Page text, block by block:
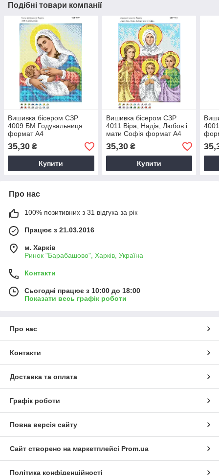
Подібні товари компанії
Вишивка бісером СЗР
4009 БМ Годувальниця
формат А4
35,30 ₴
Купити
Вишивка бісером СЗР
4011 Віра, Надія, Любов і
мати Софія формат А4
35,30₴
Купити
Про нас
100% позитивних з 31 відгука за рік
Працює з 21.03.2016
м. Харків
Ринок "Барабашово", Харків, Україна
Контакти
Сьогодні працює з 10:00 до 18:00
Показати весь графік роботи
Про нас
Контакти
Доставка та оплата
Графік роботи
Повна версія сайту
Сайт створено на маркетплейсі Prom.ua
Політика конфіденційності